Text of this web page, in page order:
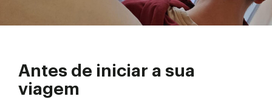
Antes de iniciar a sua
viagem